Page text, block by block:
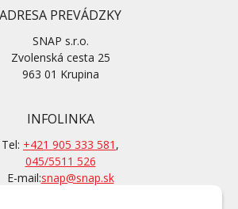
ADRESA PREVÁDZKY
SNAP s.r.o.
Zvolenská cesta 25
963 01 Krupina
INFOLINKA
Tel: +421 905 333 581 ,
045/5511 526
E-mail:snap@snap.sk